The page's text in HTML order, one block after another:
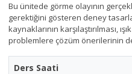
Bu ünitede görme olayının
gerektiğini gösteren deney
kaynaklarının karşılaştırılması,
problemlere çözüm önerilerinin
Ders Saati